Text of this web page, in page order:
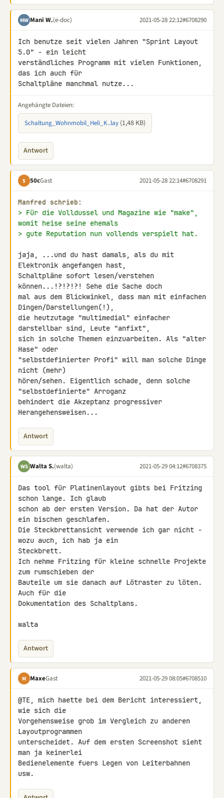
MW Mani W.(e-doc) 2021-05-28 22:12#6708290
Ich benutze seit vielen Jahren "Sprint Layout
5.0" - ein leicht
verständliches Programm mit vielen Funktionen,
das ich auch für
Schaltpläne manchmal nutze...
Angehängte Dateien:
Schaltung_Wohnmobil_Heli_K..lay (1,48 KB)
Antwort
5 50cGast 2021-05-28 22:14#6708291
Manfred schrieb:
> Für die Volldussel und Magazine wie "make",
womit heise seine ehemals
> gute Reputation nun vollends verspielt hat.
jaja, ...und du hast damals, als du mit
Elektronik angefangen hast,
Schaltpläne sofort lesen/verstehen
können...!?!?!?! Sehe die Sache doch
mal aus dem Blickwinkel, dass man mit einfachen
Dingen/Darstellungen(!),
die heutzutage "multimedial" einfacher
darstellbar sind, Leute "anfixt",
sich in solche Themen einzuarbeiten. Als "alter
Hase" oder
"selbstdefinierter Profi" will man solche Dinge
nicht (mehr)
hören/sehen. Eigentlich schade, denn solche
"selbstdefinierte" Arroganz
behindert die Akzeptanz progressiver
Herangehensweisen...
Antwort
WS Walta S.(walta) 2021-05-29 04:12#6708375
Das tool für Platinenlayout gibts bei Fritzing
schon lange. Ich glaub
schon ab der ersten Version. Da hat der Autor
ein bischen geschlafen.
Die Steckbrettansicht verwende ich gar nicht -
wozu auch, ich hab ja ein
Steckbrett.
Ich nehme Fritzing für kleine schnelle Projekte
zum rumschieben der
Bauteile um sie danach auf Lötraster zu löten.
Auch für die
Dokumentation des Schaltplans.
walta
Antwort
M MaxeGast 2021-05-29 08:05#6708510
@TE, mich haette bei dem Bericht interessiert,
wie sich die
Vorgehensweise grob im Vergleich zu anderen
Layoutprogrammen
unterscheidet. Auf dem ersten Screenshot sieht
man ja keinerlei
Bedienelemente fuers Legen von Leiterbahnen
usw.